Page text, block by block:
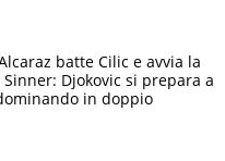
batte Cilic e avvia la
Djokovic si prepara a
in doppio